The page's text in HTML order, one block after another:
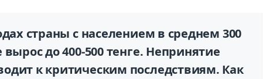
страны с населением в среднем 300
до 400-500 тенге. Непринятие
к критическим последствиям. Как